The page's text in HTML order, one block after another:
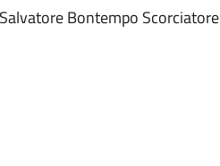
Bontempo Scorciatore